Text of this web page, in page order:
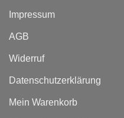
Impressum
AGB
Widerruf
Datenschutzerklärung
Mein Warenkorb